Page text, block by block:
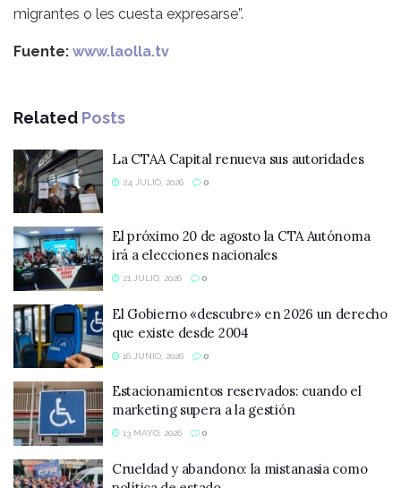
migrantes o les cuesta expresarse”.
Fuente: www.laolla.tv
Related Posts
La CTAA Capital renueva sus autoridades
24 JULIO, 2026 0
El próximo 20 de agosto la CTA Autónoma
irá a elecciones nacionales
21 JULIO, 2026 0
El Gobierno «descubre» en 2026 un derecho
que existe desde 2004
16 JUNIO, 2026 0
Estacionamientos reservados: cuando el
marketing supera a la gestión
13 MAYO, 2026 0
Crueldad y abandono: la mistanasia como